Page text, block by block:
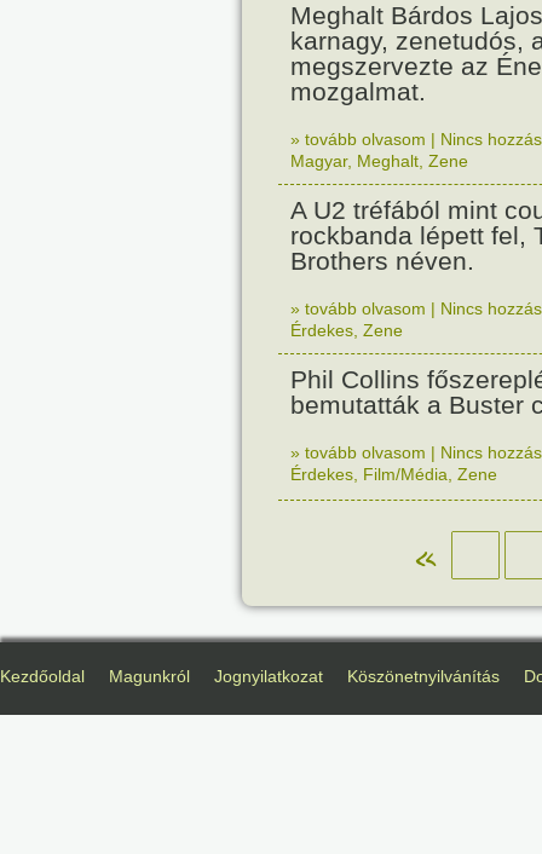
Meghalt Bárdos
karnagy, zenetudós,
megszervezte az
mozgalmat.
» tovább olvasom | Nincs
Magyar, Meghalt Zene
A U2 tréfából mint
rockbanda lépett fel,
Brothers néven.
» tovább olvasom | Nincs
Érdekes Zene
Phil Collins
bemutatták a Buster
» tovább olvasom | Nincs
Érdekes Film/Média Zene
«
Kezdőoldal Magunkról Jognyilatkozat Köszönetnyilvánítás